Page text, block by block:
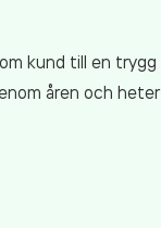
kund till en trygg
åren och